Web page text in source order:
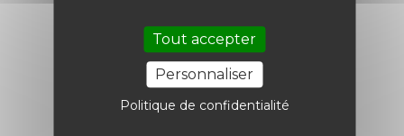
Tous les groupes
Tout accepter
Personnaliser
Politique de confidentialité